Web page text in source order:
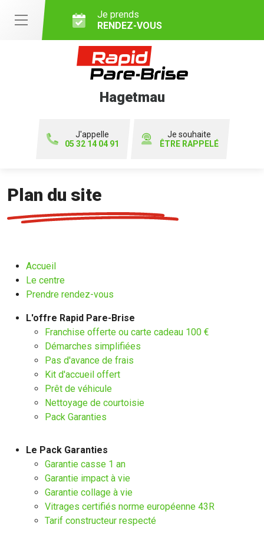
Je prends
RENDEZ-VOUS
Hagetmau
J'appelle
05 32 14 04 91
Je souhaite
ÊTRE RAPPELÉ
Plan du site
Accueil
Le centre
Prendre rendez-vous
L'offre Rapid Pare-Brise
Franchise offerte ou carte cadeau 100 €
Démarches simplifiées
Pas d'avance de frais
Kit d'accueil offert
Prêt de véhicule
Nettoyage de courtoisie
Pack Garanties
Le Pack Garanties
Garantie casse 1 an
Garantie impact à vie
Garantie collage à vie
Vitrages certifiés norme européenne 43R
Tarif constructeur respecté